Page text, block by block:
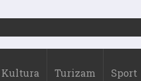
Kultura Turizam Sport